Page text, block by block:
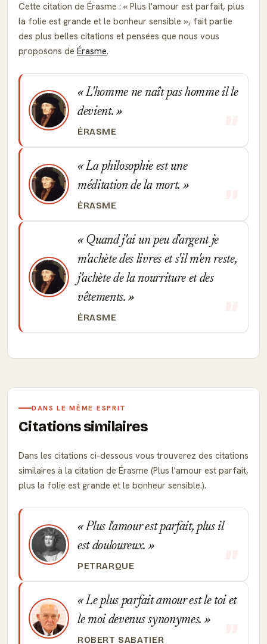
Cette citation de Érasme :
Plus l'amour est parfait, plus
la folie est grande et le bonheur sensible
, fait partie
des plus belles citations et pensées que nous vous
proposons de Érasme.
L'homme ne naît pas homme il le
devient.
ÉRASME
La philosophie est une
méditation de la mort.
ÉRASME
Quand j'ai un peu d'argent je
m'achète des livres et s'il m'en reste,
j'achète de la nourriture et des
vêtements.
ÉRASME
DANS LE MÊME ESPRIT
Citations similaires
Dans les citations ci-dessous vous trouverez des citations
similaires à la citation de Érasme (Plus l'amour est parfait,
plus la folie est grande et le bonheur sensible.).
Plus l'amour est parfait, plus il
est douloureux.
PETRARQUE
Le plus parfait amour est le toi et
le moi devenus synonymes.
ROBERT SABATIER